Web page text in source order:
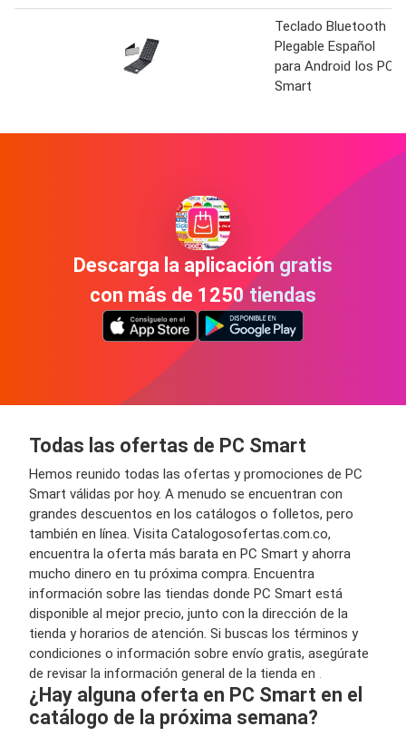
Teclado Bluetooth
Plegable Español
para Android Ios PC
Smart
Descarga la aplicación gratis
con más de 1250 tiendas
Todas las ofertas de PC Smart
Hemos reunido todas las ofertas y promociones de PC
Smart válidas por hoy. A menudo se encuentran con
grandes descuentos en los catálogos o folletos, pero
también en línea. Visita Catalogosofertas.com.co,
encuentra la oferta más barata en PC Smart y ahorra
mucho dinero en tu próxima compra. Encuentra
información sobre las tiendas donde PC Smart está
disponible al mejor precio, junto con la dirección de la
tienda y horarios de atención. Si buscas los términos y
condiciones o información sobre envío gratis, asegúrate
de revisar la información general de la tienda en
¿Hay alguna oferta en PC Smart en el
catálogo de la próxima semana?